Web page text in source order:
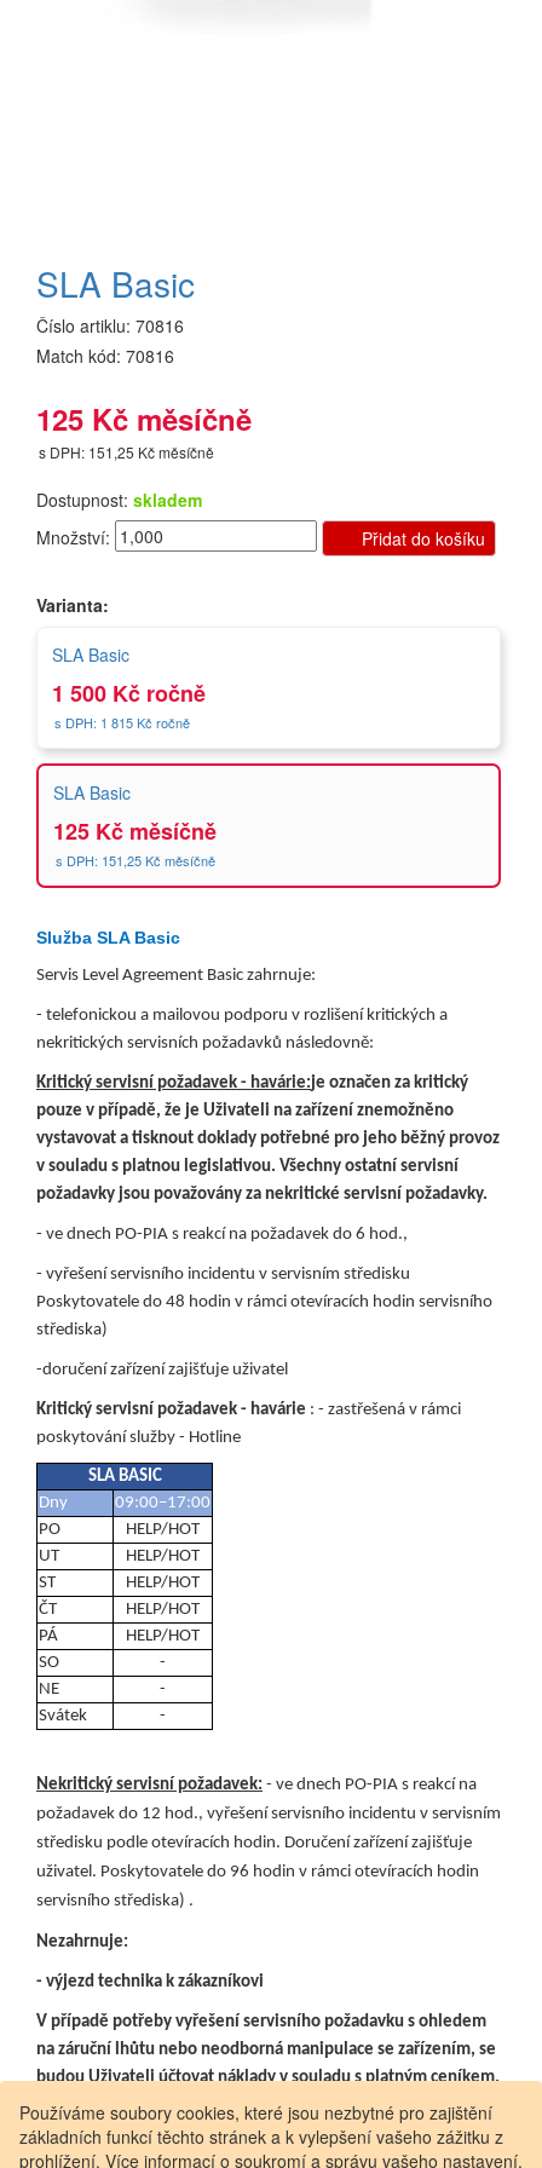
Používáme soubory cookies, které jsou nezbytné pro zajištění
základních funkcí těchto stránek a k vylepšení vašeho zážitku z
prohlížení. Více informací o soukromí a správu vašeho nastavení,
SLA Basic
Číslo artiklu: 70816
Match kód: 70816
125 Kč měsíčně
s DPH: 151,25 Kč měsíčně
Dostupnost: skladem
Množství:
Přidat do košíku
Varianta:
SLA Basic
1 500 Kč ročně
s DPH: 1 815 Kč ročně
SLA Basic
125 Kč měsíčně
s DPH: 151,25 Kč měsíčně
Služba SLA Basic
Servis Level Agreement Basic zahrnuje:
- telefonickou a mailovou podporu v rozlišení kritických a
nekritických servisních požadavků následovně:
Kritický servisní požadavek - havárie:je označen za kritický
pouze v případě, že je Uživateli na zařízení znemožněno
vystavovat a tisknout doklady potřebné pro jeho běžný provoz
v souladu s platnou legislativou. Všechny ostatní servisní
požadavky jsou považovány za nekritické servisní požadavky.
- ve dnech PO-PIA s reakcí na požadavek do 6 hod.,
- vyřešení servisního incidentu v servisním středisku
Poskytovatele do 48 hodin v rámci otevíracích hodin servisního
střediska)
-doručení zařízení zajišťuje uživatel
Kritický servisní požadavek - havárie : - zastřešená v rámci
poskytování služby - Hotline
SLA BASIC
Dny
09:00–17:00
PO
HELP/HOT
UT
HELP/HOT
ST
HELP/HOT
ČT
HELP/HOT
PÁ
HELP/HOT
SO
-
NE
-
Svátek
-
Nekritický servisní požadavek: - ve dnech PO-PIA s reakcí na
požadavek do 12 hod., vyřešení servisního incidentu v servisním
středisku podle otevíracích hodin. Doručení zařízení zajišťuje
uživatel. Poskytovatele do 96 hodin v rámci otevíracích hodin
servisního střediska) .
Nezahrnuje:
- výjezd technika k zákazníkovi
V případě potřeby vyřešení servisního požadavku s ohledem
na záruční lhůtu nebo neodborná manipulace se zařízením, se
budou Uživateli účtovat náklady v souladu s platným ceníkem.